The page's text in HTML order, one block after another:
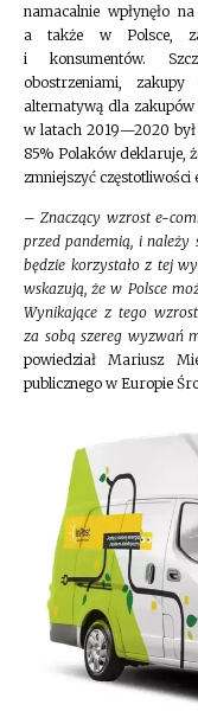
namacalnie wpłynęło
a także w Polsce,
i konsumentów.
obostrzeniami,
alternatywą dla
w latach 2019—2020
85% Polaków deklaruje,
zmniejszyć częstotliwości
–Znaczący wzrost e-
przed pandemią, i należy
będzie korzystało z tej
wskazują, że w Polsce
Wynikające z tego
za sobą szereg wyzwań
powiedział Mariusz
publicznego w Europie